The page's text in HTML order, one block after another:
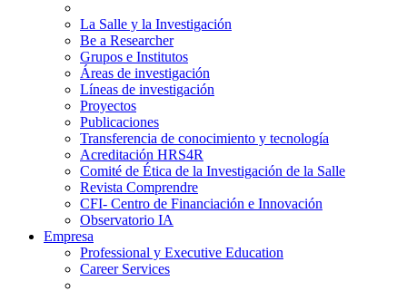
La Salle y la Investigación
Be a Researcher
Grupos e Institutos
Áreas de investigación
Líneas de investigación
Proyectos
Publicaciones
Transferencia de conocimiento y tecnología
Acreditación HRS4R
Comité de Ética de la Investigación de la Salle
Revista Comprendre
CFI- Centro de Financiación e Innovación
Observatorio IA
Empresa
Professional y Executive Education
Career Services